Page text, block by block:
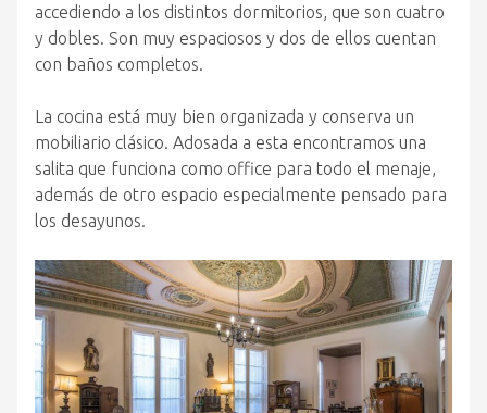
accediendo a los distintos dormitorios, que son cuatro
y dobles. Son muy espaciosos y dos de ellos cuentan
con baños completos.
La cocina está muy bien organizada y conserva un
mobiliario clásico. Adosada a esta encontramos una
salita que funciona como office para todo el menaje,
además de otro espacio especialmente pensado para
los desayunos.